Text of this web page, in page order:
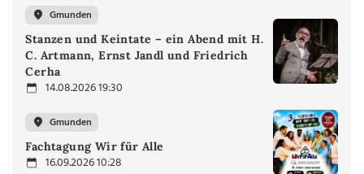
Gmunden
Stanzen und Keintate – ein Abend mit H.
C. Artmann, Ernst Jandl und Friedrich
Cerha
14.08.2026 19:30
Gmunden
Fachtagung Wir für Alle
16.09.2026 10:28